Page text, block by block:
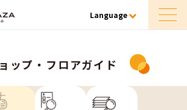
Language
ップ・フロアガイド